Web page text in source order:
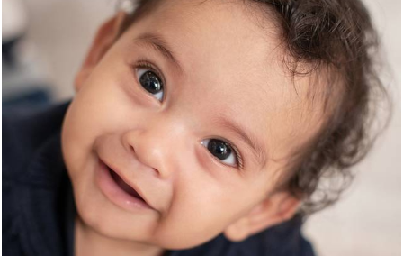
1434